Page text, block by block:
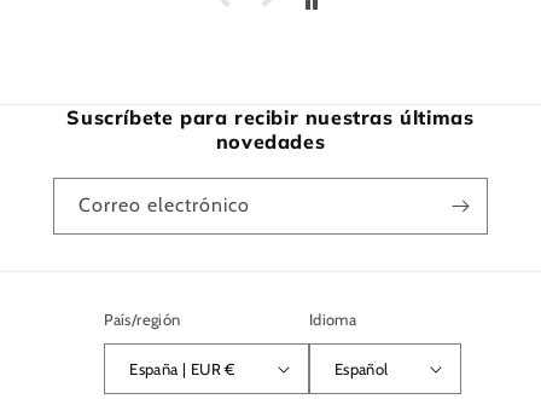
Suscríbete para recibir nuestras últimas
novedades
Correo electrónico
País/región
España | EUR €
Idioma
Español